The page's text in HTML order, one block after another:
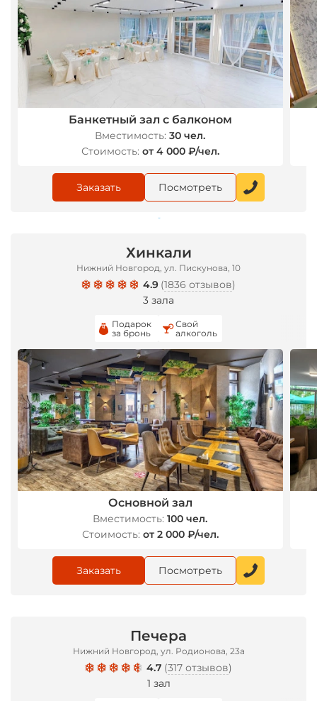
Банкетный зал с балконом
Вместимость: 30 чел.
Стоимость: от 4 000 ₽/чел.
Заказать Посмотреть
Хинкали
Нижний Новгород, ул. Пискунова, 10
4.9 (1836 отзывов)
3 зала
Подарок
за бронь
Свой
алкоголь
Основной зал
Вместимость: 100 чел.
Стоимость: от 2 000 ₽/чел.
Заказать Посмотреть
Печера
Нижний Новгород, ул. Родионова, 23а
4.7 (317 отзывов)
1 зал
*
*